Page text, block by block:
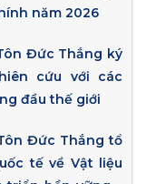
năm 2026
Đức Thắng ký
cứu với các
đầu thế giới
Đức Thắng tổ
tế về Vật liệu